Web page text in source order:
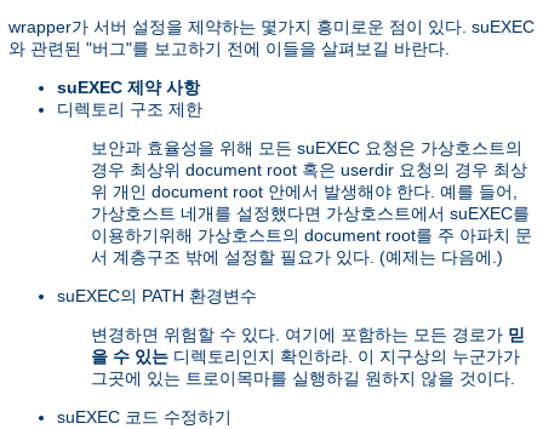
wrapper가 서버 설정을 제약하는 몇가지 흥미로운 점이 있다. suEXEC
와 관련된 "버그"를 보고하기 전에 이들을 살펴보길 바란다.
suEXEC 제약 사항
디렉토리 구조 제한
보안과 효율성을 위해 모든 suEXEC 요청은 가상호스트의
경우 최상위 document root 혹은 userdir 요청의 경우 최상
위 개인 document root 안에서 발생해야 한다. 예를 들어,
가상호스트 네개를 설정했다면 가상호스트에서 suEXEC를
이용하기위해 가상호스트의 document root를 주 아파치 문
서 계층구조 밖에 설정할 필요가 있다. (예제는 다음에.)
suEXEC의 PATH 환경변수
변경하면 위험할 수 있다. 여기에 포함하는 모든 경로가 믿
을 수 있는 디렉토리인지 확인하라. 이 지구상의 누군가가
그곳에 있는 트로이목마를 실행하길 원하지 않을 것이다.
suEXEC 코드 수정하기